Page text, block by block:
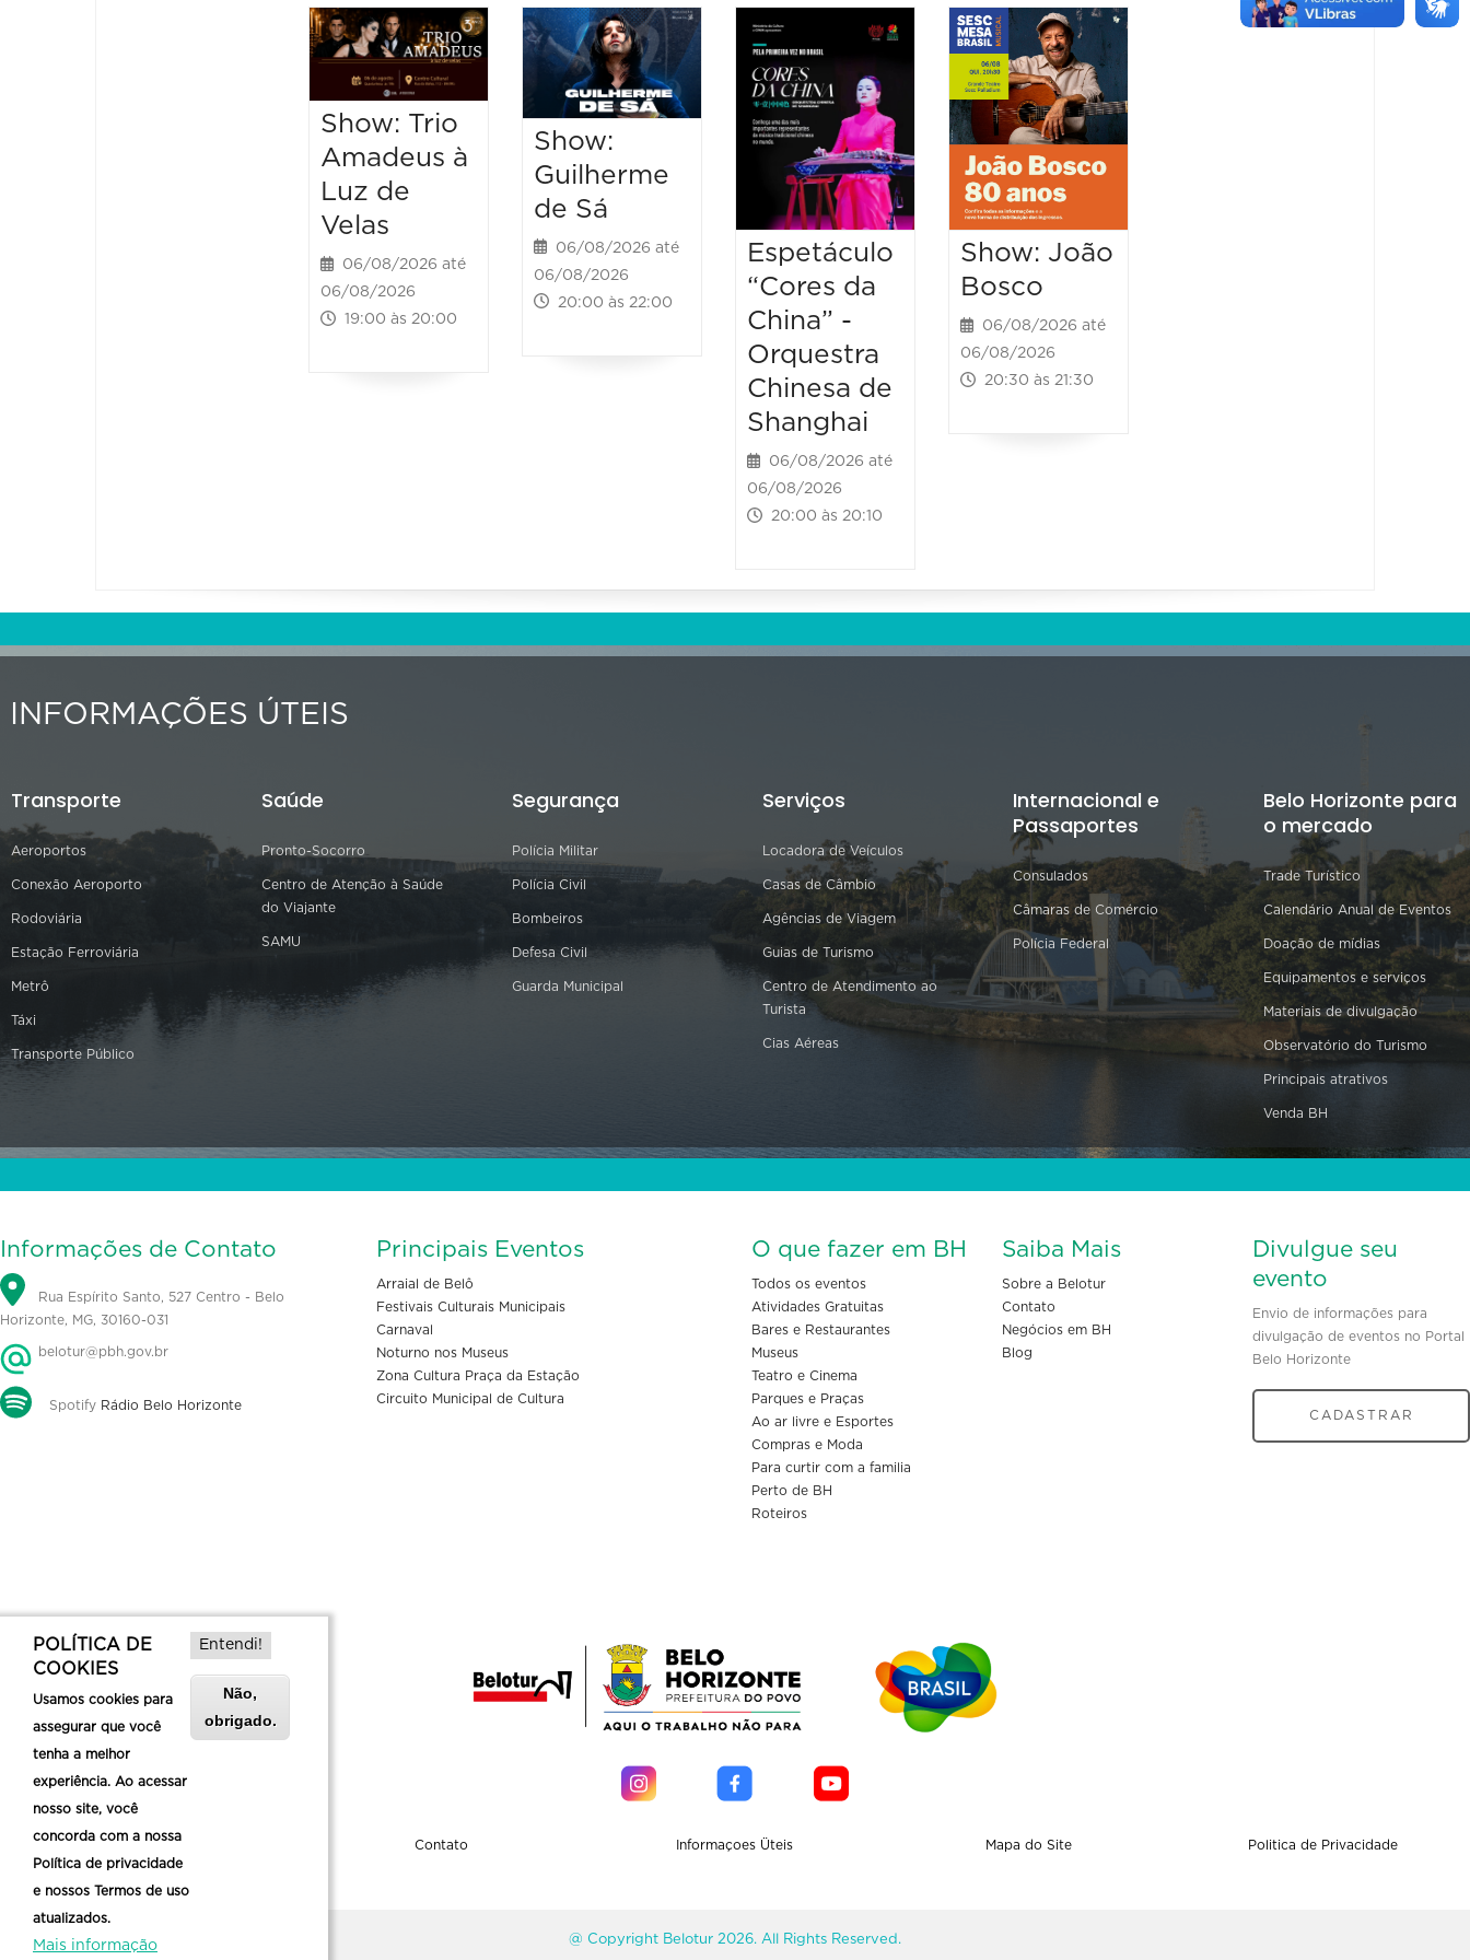
Show: Trio
Amadeus à
Luz de
Velas
06/08/2026 até
06/08/2026
19:00 às 20:00
Show:
Guilherme
de Sá
06/08/2026 até
06/08/2026
20:00 às 22:00
Espetáculo
“Cores da
China” -
Orquestra
Chinesa de
Shanghai
06/08/2026 até
06/08/2026
20:00 às 20:10
Show: João
Bosco
06/08/2026 até
06/08/2026
20:30 às 21:30
Show: João
INFORMAÇÕES ÚTEIS
Transporte
Aeroportos
Conexão Aeroporto
Rodoviária
Estação Ferroviária
Metrô
Táxi
Transporte Público
Saúde
Pronto-Socorro
Centro de Atenção à Saúde
do Viajante
SAMU
Segurança
Polícia Militar
Polícia Civil
Bombeiros
Defesa Civil
Guarda Municipal
Serviços
Locadora de Veículos
Casas de Câmbio
Agências de Viagem
Guias de Turismo
Centro de Atendimento ao
Turista
Cias Aéreas
Internacional e
Passaportes
Consulados
Câmaras de Comércio
Polícia Federal
Belo Horizonte para
o mercado
Trade Turístico
Calendário Anual de Eventos
Doação de mídias
Equipamentos e serviços
Materiais de divulgação
Observatório do Turismo
Principais atrativos
Venda BH
Informações de Contato
Rua Espírito Santo, 527 Centro - Belo
Horizonte, MG, 30160-031
belotur@pbh.gov.br
Spotify Rádio Belo Horizonte
Principais Eventos
Arraial de Belô
Festivais Culturais Municipais
Carnaval
Noturno nos Museus
Zona Cultura Praça da Estação
Circuito Municipal de Cultura
O que fazer em BH
Todos os eventos
Atividades Gratuitas
Bares e Restaurantes
Museus
Teatro e Cinema
Parques e Praças
Ao ar livre e Esportes
Compras e Moda
Para curtir com a familia
Perto de BH
Roteiros
Saiba Mais
Sobre a Belotur
Contato
Negócios em BH
Blog
Divulgue seu
evento
Envio de informações para
divulgação de eventos no Portal
Belo Horizonte
CADASTRAR
Sobre a Belotur Contato Informaçoes Üteis Mapa do Site Politica de Privacidade
@ Copyright Belotur 2026. All Rights Reserved.
POLÍTICA DE
COOKIES
Usamos cookies para
assegurar que você
tenha a melhor
experiência. Ao acessar
nosso site, você
concorda com a nossa
Política de privacidade
e nossos Termos de uso
atualizados.
Mais informação
Entendi!
Não,
obrigado.